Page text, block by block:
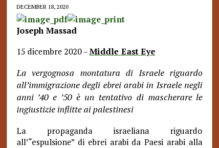
DECEMBER 18, 2020
Joseph Massad
15 dicembre 2020 –Middle East Eye
La vergognosa montatura di Israele riguardo
all’immigrazione degli ebrei arabi in Israele negli
anni ’40 e ’50 è un tentativo di mascherare le
ingiustizie inflitte ai palestinesi
La propaganda israeliana riguardo
all’“espulsione” di ebrei arabi da Paesi arabi alla